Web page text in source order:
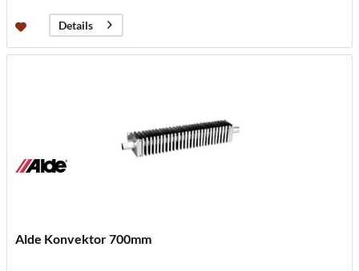
Details
Alde Konvektor 700mm